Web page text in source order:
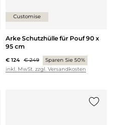
Customise
Arke Schutzhülle für Pouf 90 x
95 cm
€ 124 € 249
Sparen Sie 50%
inkl. MwSt. zzgl. Versandkosten